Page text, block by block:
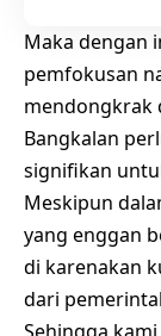
Maka dengan
pemfokusan
mendongkrak
Bangkalan
signifikan
Meskipun
yang enggan
di karenakan
dari